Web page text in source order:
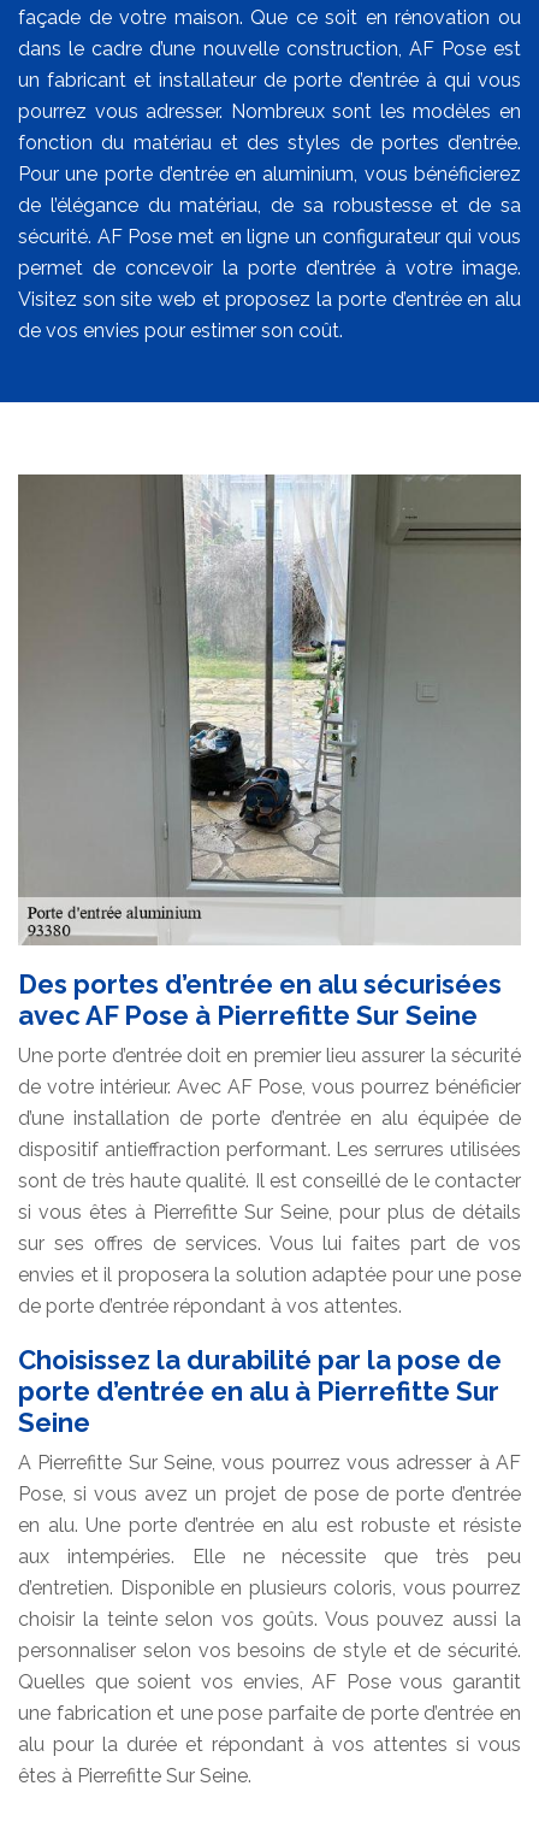
façade de votre maison. Que ce soit en rénovation ou
dans le cadre d’une nouvelle construction, AF Pose est
un fabricant et installateur de porte d’entrée à qui vous
pourrez vous adresser. Nombreux sont les modèles en
fonction du matériau et des styles de portes d’entrée.
Pour une porte d’entrée en aluminium, vous bénéficierez
de l’élégance du matériau, de sa robustesse et de sa
sécurité. AF Pose met en ligne un configurateur qui vous
permet de concevoir la porte d’entrée à votre image.
Visitez son site web et proposez la porte d’entrée en alu
de vos envies pour estimer son coût.
Des portes d’entrée en alu sécurisées
avec AF Pose à Pierrefitte Sur Seine
Une porte d’entrée doit en premier lieu assurer la sécurité
de votre intérieur. Avec AF Pose, vous pourrez bénéficier
d’une installation de porte d’entrée en alu équipée de
dispositif antieffraction performant. Les serrures utilisées
sont de très haute qualité. Il est conseillé de le contacter
si vous êtes à Pierrefitte Sur Seine, pour plus de détails
sur ses offres de services. Vous lui faites part de vos
envies et il proposera la solution adaptée pour une pose
de porte d’entrée répondant à vos attentes.
Choisissez la durabilité par la pose de
porte d’entrée en alu à Pierrefitte Sur
Seine
A Pierrefitte Sur Seine, vous pourrez vous adresser à AF
Pose, si vous avez un projet de pose de porte d’entrée
en alu. Une porte d’entrée en alu est robuste et résiste
aux intempéries. Elle ne nécessite que très peu
d’entretien. Disponible en plusieurs coloris, vous pourrez
choisir la teinte selon vos goûts. Vous pouvez aussi la
personnaliser selon vos besoins de style et de sécurité.
Quelles que soient vos envies, AF Pose vous garantit
une fabrication et une pose parfaite de porte d’entrée en
alu pour la durée et répondant à vos attentes si vous
êtes à Pierrefitte Sur Seine.